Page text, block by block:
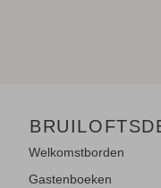
Welkomstborden
Gastenboeken